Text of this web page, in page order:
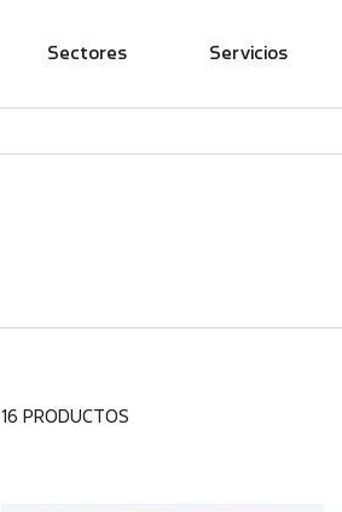
Sectores Servicios
16 PRODUCTOS